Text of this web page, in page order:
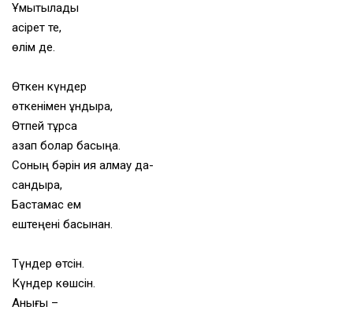
Ұмытылады
қасірет те,
өлім де.
Өткен күндер
өткенімен құндырақ,
Өтпей тұрса
азап болар басыңа.
Соның бәрін қия алмау да-
сандырақ,
Бастамас ем
ештеңені басынан.
Түндер өтсін.
Күндер көшсін.
Анығы –